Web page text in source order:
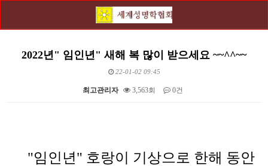
2022년" 임인년" 새해 복 많이 받으세요 ~~^^~~
22-01-02 09:45
최고관리자 3,563회 0건
"임인년" 호랑이 기상으로 한해 동안